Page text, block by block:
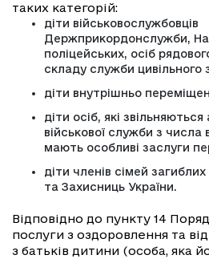
таких категорій:
діти військовослужбовців
Держприкордонслужби,
поліцейських, осіб
складу служби цивільного
діти внутрішньо
діти осіб, які звільняються
військової служби з числа
мають особливі заслуги
діти членів сімей
та Захисниць України.
Відповідно до пункту 14
послуги з оздоровлення та
з батьків дитини (особа, яка